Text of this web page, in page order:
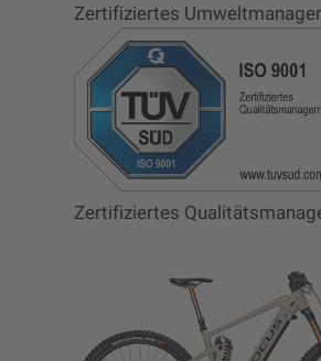
Zertifiziertes
Zertifiziertes